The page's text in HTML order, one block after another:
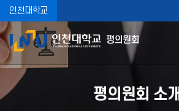
인천대학교
평의원회
평의원회 소개